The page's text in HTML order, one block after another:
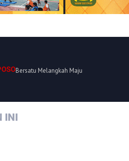
Bersatu Melangkah Maju
INI